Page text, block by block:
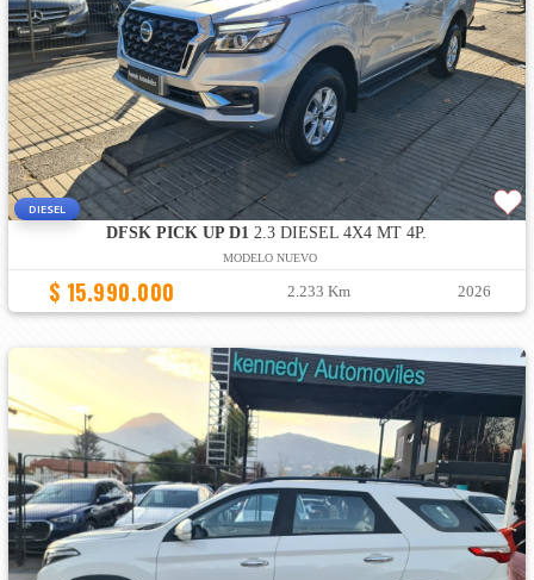
DIESEL
DFSK PICK UP D1 2.3 DIESEL 4X4 MT 4P.
MODELO NUEVO
$ 15.990.000 2.233 Km 2026